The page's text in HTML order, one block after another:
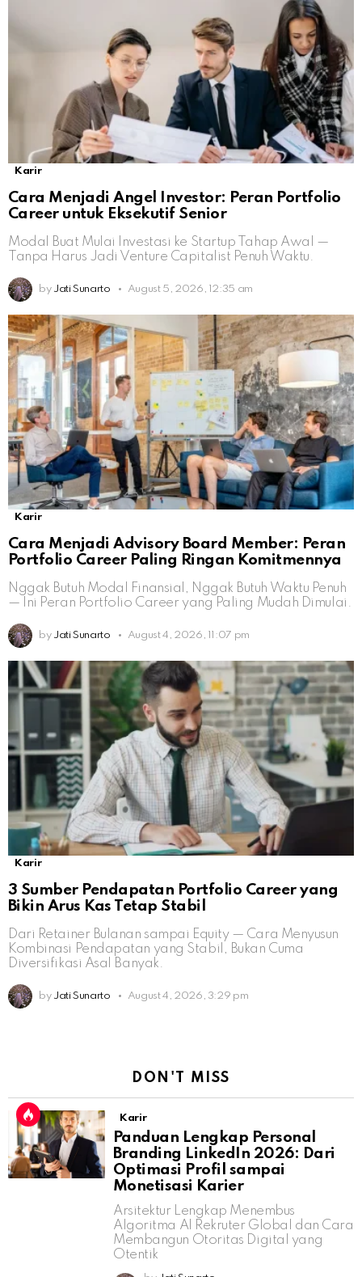
Karir
Cara Menjadi Angel Investor: Peran Portfolio
Career untuk Eksekutif Senior
Modal Buat Mulai Investasi ke Startup Tahap Awal —
Tanpa Harus Jadi Venture Capitalist Penuh Waktu.
by Jati Sunarto August 5, 2026, 12:35 am
Karir
Cara Menjadi Advisory Board Member: Peran
Portfolio Career Paling Ringan Komitmennya
Nggak Butuh Modal Finansial, Nggak Butuh Waktu Penuh
— Ini Peran Portfolio Career yang Paling Mudah Dimulai.
by Jati Sunarto August 4, 2026, 11:07 pm
Karir
3 Sumber Pendapatan Portfolio Career yang
Bikin Arus Kas Tetap Stabil
Dari Retainer Bulanan sampai Equity — Cara Menyusun
Kombinasi Pendapatan yang Stabil, Bukan Cuma
Diversifikasi Asal Banyak.
by Jati Sunarto August 4, 2026, 3:29 pm
DON'T MISS
Karir
Panduan Lengkap Personal
Branding LinkedIn 2026: Dari
Optimasi Profil sampai
Monetisasi Karier
Arsitektur Lengkap Menembus
Algoritma AI Rekruter Global dan Cara
Membangun Otoritas Digital yang
Otentik